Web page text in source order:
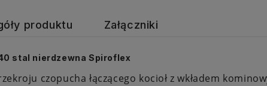
produktu Załączniki
stal nierdzewna Spiroflex
czopucha łączącego kocioł z wkładem